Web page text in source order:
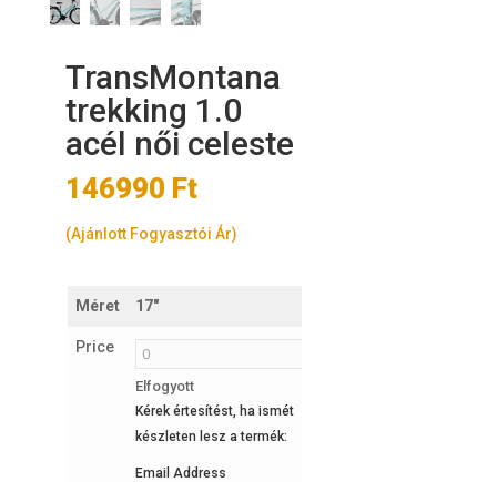
TransMontana
trekking 1.0
acél női celeste
146990 Ft
(Ajánlott Fogyasztói Ár)
Méret 17"
Price
Elfogyott
Kérek értesítést, ha ismét
készleten lesz a termék:
Email Address